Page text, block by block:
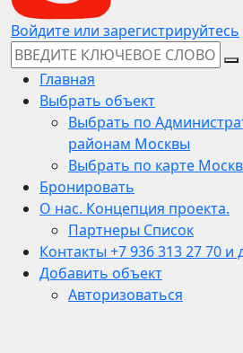
Войдите или зарегистрируйтесь
Главная
Выбрать объект
Выбрать по
районам Москвы
Выбрать по карте
Бронировать
О нас. Концепция проекта.
Партнеры Список
Контакты +7 936 313 27 70 и
Добавить объект
Авторизоваться